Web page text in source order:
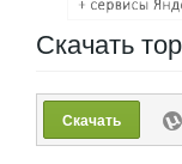
Скачать
Скачать